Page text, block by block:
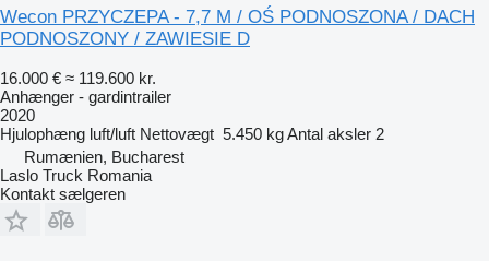
Wecon PRZYCZEPA - 7,7 M / OŚ PODNOSZONA / DACH
PODNOSZONY / ZAWIESIE D
16.000 € ≈ 119.600 kr.
Anhænger - gardintrailer
2020
Hjulophæng luft/luft Nettovægt 5.450 kgAntal aksler 2
Rumænien, Bucharest
Laslo Truck Romania
Kontakt sælgeren